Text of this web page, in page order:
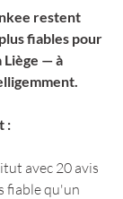
restent
fiables pour
Liège — à
:
avec 20 avis
fiable qu'un